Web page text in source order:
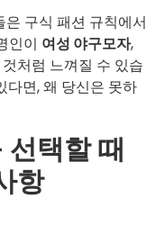
구식 패션 규칙에서
인이 여성 야구모자,
처럼 느껴질 수 있습
다면, 왜 당신은 못하
택할 때
항